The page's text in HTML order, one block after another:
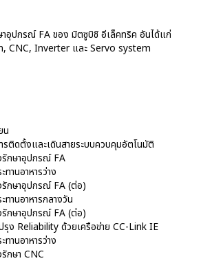
อุปกรณ์ FA ของ มิตซูบิชิ อีเล็คทริค อันได้แก่
CNC, Inverter และ Servo system
น
รติดตั้งและเดินสายระบบควบคุมอัตโนมัติ
รักษาอุปกรณ์ FA
านอาหารว่าง
รักษาอุปกรณ์ FA (ต่อ)
ทานอาหารกลางวัน
รักษาอุปกรณ์ FA (ต่อ)
รุง Reliability ด้วยเครือข่าย CC-Link IE
านอาหารว่าง
กษา CNC